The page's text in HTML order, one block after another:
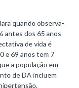
quando observa-
antes dos 65 anos
de vida é
e 69 anos tem 7
a população em
de DA incluem